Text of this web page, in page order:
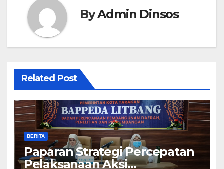
ByAdmin Dinsos
Related Post
BERITA
Paparan Strategi Percepatan
Pelaksanaan Aksi